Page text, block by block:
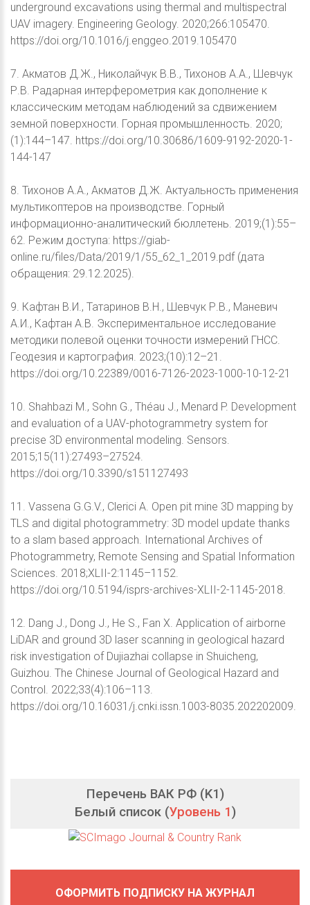
underground excavations using thermal and multispectral
UAV imagery. Engineering Geology. 2020;266:105470.
https://doi.org/10.1016/j.enggeo.2019.105470
7. Акматов Д.Ж., Николайчук В.В., Тихонов А.А., Шевчук
Р.В. Радарная интерферометрия как дополнение к
классическим методам наблюдений за сдвижением
земной поверхности. Горная промышленность. 2020;
(1):144–147. https://doi.org/10.30686/1609-9192-2020-1-
144-147
8. Тихонов А.А., Акматов Д.Ж. Актуальность применения
мультикоптеров на производстве. Горный
информационно-аналитический бюллетень. 2019;(1):55–
62. Режим доступа: https://giab-
online.ru/files/Data/2019/1/55_62_1_2019.pdf (дата
обращения: 29.12.2025).
9. Кафтан В.И., Татаринов В.Н., Шевчук Р.В., Маневич
А.И., Кафтан А.В. Экспериментальное исследование
методики полевой оценки точности измерений ГНСС.
Геодезия и картография. 2023;(10):12–21.
https://doi.org/10.22389/0016-7126-2023-1000-10-12-21
10. Shahbazi M., Sohn G., Théau J., Menard P. Development
and evaluation of a UAV-photogrammetry system for
precise 3D environmental modeling. Sensors.
2015;15(11):27493–27524.
https://doi.org/10.3390/s151127493
11. Vassena G.G.V., Clerici A. Open pit mine 3D mapping by
TLS and digital photogrammetry: 3D model update thanks
to a slam based approach. International Archives of
Photogrammetry, Remote Sensing and Spatial Information
Sciences. 2018;XLII-2:1145–1152.
https://doi.org/10.5194/isprs-archives-XLII-2-1145-2018.
12. Dang J., Dong J., He S., Fan X. Application of airborne
LiDAR and ground 3D laser scanning in geological hazard
risk investigation of Dujiazhai collapse in Shuicheng,
Guizhou. The Chinese Journal of Geological Hazard and
Control. 2022;33(4):106–113.
https://doi.org/10.16031/j.cnki.issn.1003-8035.202202009.
Перечень ВАК РФ (K1)
Белый список (Уровень 1)
ОФОРМИТЬ ПОДПИСКУ НА ЖУРНАЛ